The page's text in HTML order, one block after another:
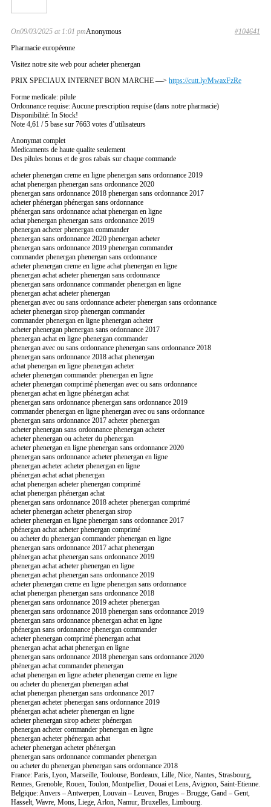
Anonymous
On09/03/2025 at 1:01 pm
#104641
Pharmacie européenne
Visitez notre site web pour acheter phenergan
PRIX SPECIAUX INTERNET BON MARCHE —> https://cutt.ly/MwaxFzRe
Forme medicale: pilule
Ordonnance requise: Aucune prescription requise (dans notre pharmacie)
Disponibilité: In Stock!
Note 4,61 / 5 base sur 7663 votes d’utilisateurs
Anonymat complet
Medicaments de haute qualite seulement
Des pilules bonus et de gros rabais sur chaque commande
acheter phenergan creme en ligne phenergan sans ordonnance 2019
achat phenergan phenergan sans ordonnance 2020
phenergan sans ordonnance 2018 phenergan sans ordonnance 2017
acheter phénergan phénergan sans ordonnance
phénergan sans ordonnance achat phenergan en ligne
achat phenergan phenergan sans ordonnance 2019
phenergan acheter phenergan commander
phenergan sans ordonnance 2020 phenergan acheter
phenergan sans ordonnance 2019 phenergan commander
commander phenergan phenergan sans ordonnance
acheter phenergan creme en ligne achat phenergan en ligne
phenergan achat acheter phenergan sans ordonnance
phenergan sans ordonnance commander phenergan en ligne
phenergan achat acheter phenergan
phenergan avec ou sans ordonnance acheter phenergan sans ordonnance
acheter phenergan sirop phenergan commander
commander phenergan en ligne phenergan acheter
acheter phenergan phenergan sans ordonnance 2017
phenergan achat en ligne phenergan commander
phenergan avec ou sans ordonnance phenergan sans ordonnance 2018
phenergan sans ordonnance 2018 achat phenergan
achat phenergan en ligne phenergan acheter
acheter phenergan commander phenergan en ligne
acheter phenergan comprimé phenergan avec ou sans ordonnance
phenergan achat en ligne phénergan achat
phenergan sans ordonnance phenergan sans ordonnance 2019
commander phenergan en ligne phenergan avec ou sans ordonnance
phenergan sans ordonnance 2017 acheter phenergan
acheter phenergan sans ordonnance phenergan acheter
acheter phenergan ou acheter du phenergan
acheter phenergan en ligne phenergan sans ordonnance 2020
phenergan sans ordonnance acheter phenergan en ligne
phenergan acheter acheter phenergan en ligne
phénergan achat achat phenergan
achat phenergan acheter phenergan comprimé
achat phenergan phénergan achat
phenergan sans ordonnance 2018 acheter phenergan comprimé
acheter phenergan acheter phenergan sirop
acheter phenergan en ligne phenergan sans ordonnance 2017
phénergan achat acheter phenergan comprimé
ou acheter du phenergan commander phenergan en ligne
phenergan sans ordonnance 2017 achat phenergan
phénergan achat phenergan sans ordonnance 2019
phenergan achat acheter phenergan en ligne
phenergan achat phenergan sans ordonnance 2019
acheter phenergan creme en ligne phenergan sans ordonnance
achat phenergan phenergan sans ordonnance 2018
phenergan sans ordonnance 2019 acheter phenergan
phenergan sans ordonnance 2018 phenergan sans ordonnance 2019
phenergan sans ordonnance phenergan achat en ligne
phénergan sans ordonnance phenergan commander
acheter phenergan comprimé phenergan achat
phenergan achat achat phenergan en ligne
phenergan sans ordonnance 2018 phenergan sans ordonnance 2020
phénergan achat commander phenergan
achat phenergan en ligne acheter phenergan creme en ligne
ou acheter du phenergan phenergan achat
achat phenergan phenergan sans ordonnance 2017
phenergan acheter phenergan sans ordonnance 2019
phénergan achat acheter phenergan en ligne
acheter phenergan sirop acheter phénergan
phenergan acheter commander phenergan en ligne
phenergan acheter phénergan achat
acheter phenergan acheter phénergan
phenergan sans ordonnance commander phenergan
ou acheter du phenergan phenergan sans ordonnance 2018
France: Paris, Lyon, Marseille, Toulouse, Bordeaux, Lille, Nice, Nantes, Strasbourg,
Rennes, Grenoble, Rouen, Toulon, Montpellier, Douai et Lens, Avignon, Saint-Etienne.
Belgique: Anvers – Antwerpen, Louvain – Leuven, Bruges – Brugge, Gand – Gent,
Hasselt, Wavre, Mons, Liege, Arlon, Namur, Bruxelles, Limbourg.